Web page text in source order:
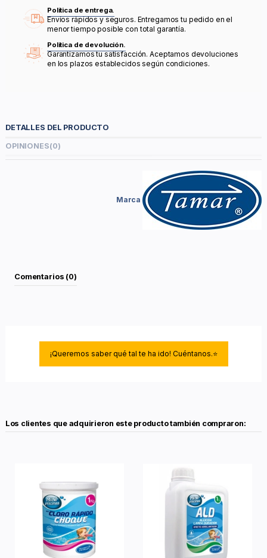
Política de entrega.
Envíos rápidos y seguros. Entregamos tu pedido en el
menor tiempo posible con total garantía.
Política de devolución.
Garantizamos tu satisfacción. Aceptamos devoluciones
en los plazos establecidos según condiciones.
DETALLES DEL PRODUCTO
OPINIONES(0)
Marca
Comentarios (0)
¡Queremos saber qué tal te ha ido! Cuéntanos.⭐
Los clientes que adquirieron este producto también compraron: